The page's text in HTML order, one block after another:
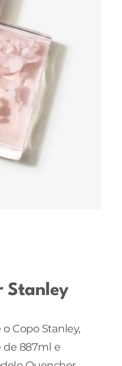
Stanley
Copo Stanley,
de 887ml e